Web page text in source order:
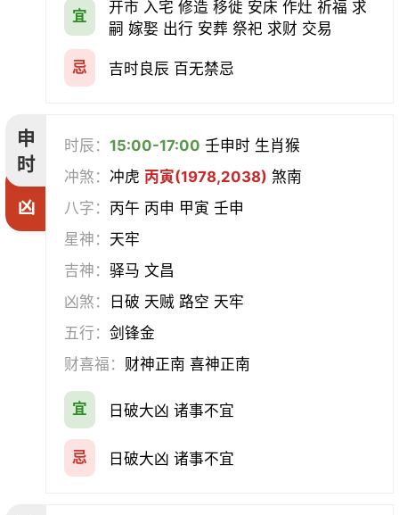
宜
开市 入宅 修造 移徙 安床 作灶 祈福 求
嗣 嫁娶 出行 安葬 祭祀 求财 交易
忌 吉时良辰 百无禁忌
申
时
凶
时辰：15:00-17:00 壬申时 生肖猴
冲煞：冲虎 丙寅(1978,2038) 煞南
八字： 丙午 丙申 甲寅 壬申
星神： 天牢
吉神：驿马 文昌
凶煞：
日破 天贼 路空 天牢
五行：剑锋金
财喜福： 财神正南 喜神正南
宜 日破大凶 诸事不宜
忌 日破大凶 诸事不宜